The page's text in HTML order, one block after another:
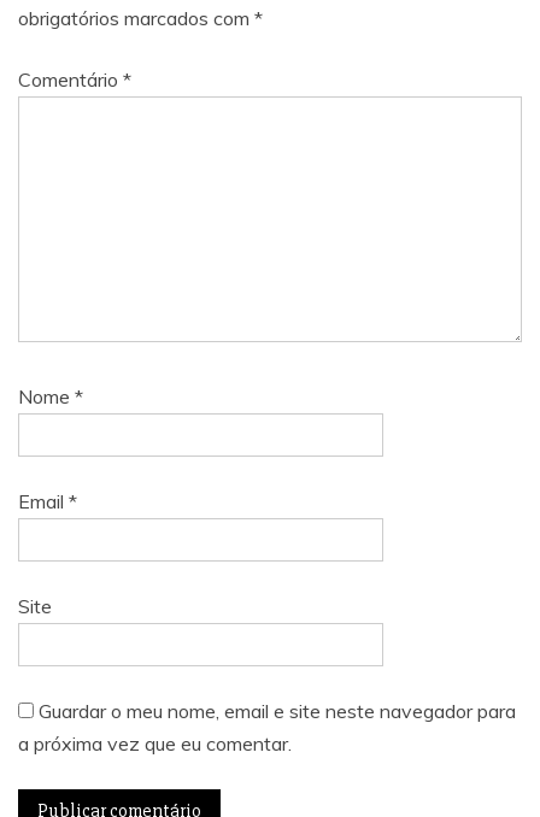
obrigatórios marcados com *
Comentário *
Nome *
Email *
Site
Guardar o meu nome, email e site neste navegador para
a próxima vez que eu comentar.